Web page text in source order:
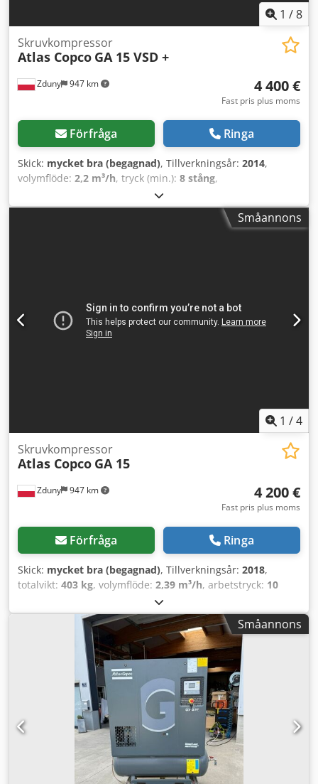
1 /8
Zduny 947 km
Skruvkompressor
Atlas Copco GA 15 VSD +
4 400 €
Fast pris plus moms
Förfråga Ringa
Skick: mycket bra (begagnad), Tillverkningsår: 2014,
volymflöde: 2,2 m³/h, tryck (min.): 8 stång,
Skruvkompressor ATLAS COPCO GA 15 VSD + Variabel
hastighet (frekvensomriktare) Motor 15 kW Kapacitet: 2,51
m3/min Dkedpfx Asytyd Ujk Ejr Tryck: 13 bar
Småannons
1 /4
Zduny 947 km
Skruvkompressor
Atlas Copco GA 15
4 200 €
Fast pris plus moms
Förfråga Ringa
Skick: mycket bra (begagnad), Tillverkningsår: 2018,
totalvikt: 403 kg, volymflöde: 2,39 m³/h, arbetstryck: 10
, Skruvkompressor ATLAS COPCO
GA 15 Motor: 15 kW Kapacitet: 2,39 m³/min Tryck: 10 bar
Dkedpfx Aeyfw Sgjk Eer Tillverkningsår: 2018 Drifttimmar:
Småannons